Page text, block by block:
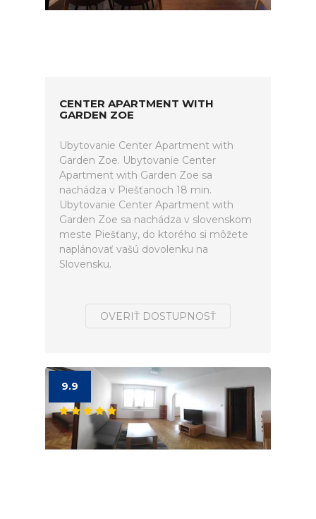
CENTER APARTMENT WITH
GARDEN ZOE
Ubytovanie Center Apartment with
Garden Zoe. Ubytovanie Center
Apartment with Garden Zoe sa
nachádza v Piešťanoch 18 min.
Ubytovanie Center Apartment with
Garden Zoe sa nachádza v slovenskom
meste Piešťany, do ktorého si môžete
naplánovať vašú dovolenku na
Slovensku.
OVERIŤ DOSTUPNOSŤ
9.9